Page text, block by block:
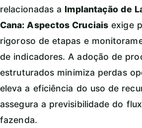
relacionadas a Implantação de
Cana: Aspectos Cruciais exige
rigoroso de etapas e
de indicadores. A adoção de
estruturados minimiza perdas
eleva a eficiência do uso de
assegura a previsibilidade do
fazenda.